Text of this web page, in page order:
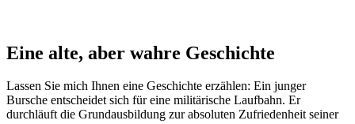
Eine alte, aber wahre Geschichte
Lassen Sie mich Ihnen eine Geschichte erzählen: Ein junger
Bursche entscheidet sich für eine militärische Laufbahn. Er
durchläuft die Grundausbildung zur absoluten Zufriedenheit seiner